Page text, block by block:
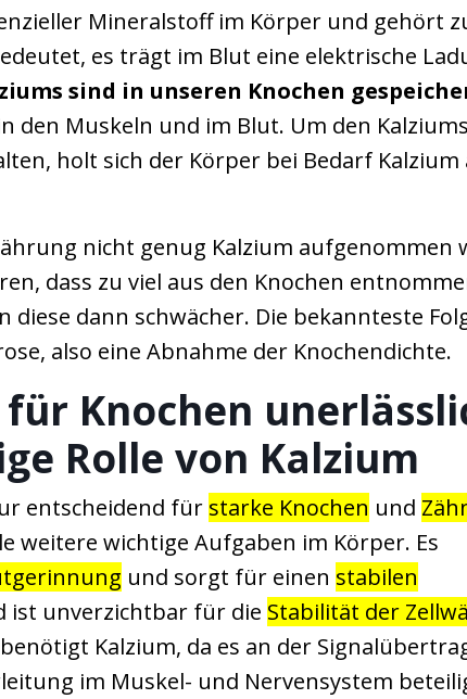
Mineralstoff im Körper und gehört
es trägt im Blut eine elektrische
sind in unseren Knochen
den Muskeln und im Blut. Um den
holt sich der Körper bei Bedarf Kalzium
nicht genug Kalzium aufgenommen
dass zu viel aus den Knochen
diese dann schwächer. Die bekannteste
also eine Abnahme der Knochendichte.
Knochen
Rolle von Kalzium
entscheidend für starke Knochen und
weitere wichtige Aufgaben im Körper. Es
und sorgt für einen stabilen
ist unverzichtbar für die Stabilität der
benötigt Kalzium, da es an der
im Muskel- und Nervensystem